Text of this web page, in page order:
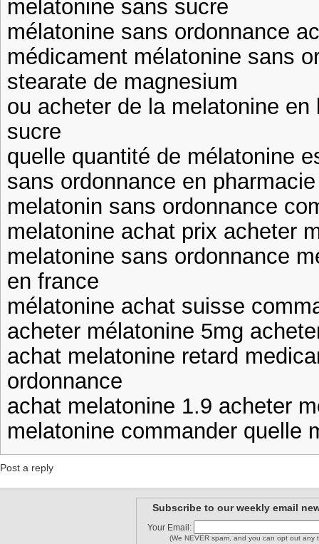
melatonine sans sucre
mélatonine sans ordonnance
médicament mélatonine sans
stearate de magnesium
ou acheter de la melatonine
sucre
quelle quantité de mélatonine
sans ordonnance en pharmacie
melatonin sans ordonnance
melatonine achat prix acheter
melatonine sans ordonnance
en france
mélatonine achat suisse
acheter mélatonine 5mg
achat melatonine retard
ordonnance
achat melatonine 1.9 acheter
melatonine commander quelle
Post a reply
Subscribe to our weekly email
Your Email:
(We NEVER spam, and you can opt out any